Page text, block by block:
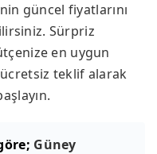
güncel fiyatlarını
Sürpriz
en uygun
teklif alarak
Güney